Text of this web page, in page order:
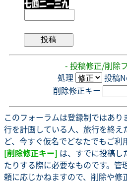
- 投稿修正/削除
処理
投稿
削除修正キー
このフォーラムは登録制ではあ
行を計画している人、旅行を終え
ど、今すぐ仮名でどなたでもご利
[削除修正キー] は、すでに投稿し
たりする際に必要なものです。管
頼に応じかねますので、削除や修